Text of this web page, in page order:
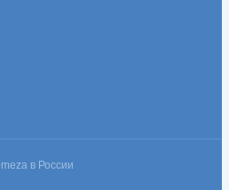
в России